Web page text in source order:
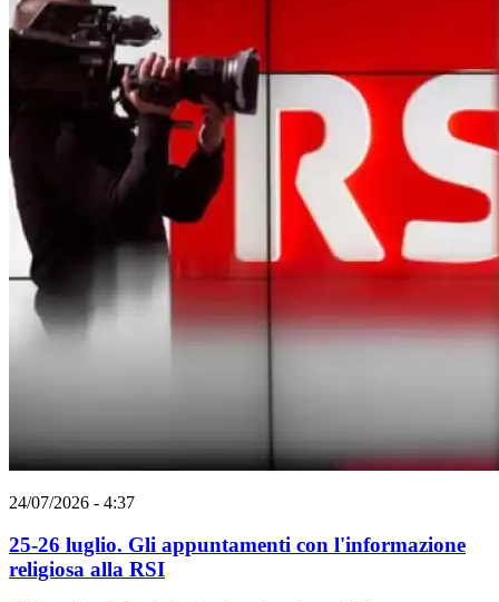
24/07/2026 - 4:37
25-26 luglio. Gli appuntamenti con l'informazione
religiosa alla RSI